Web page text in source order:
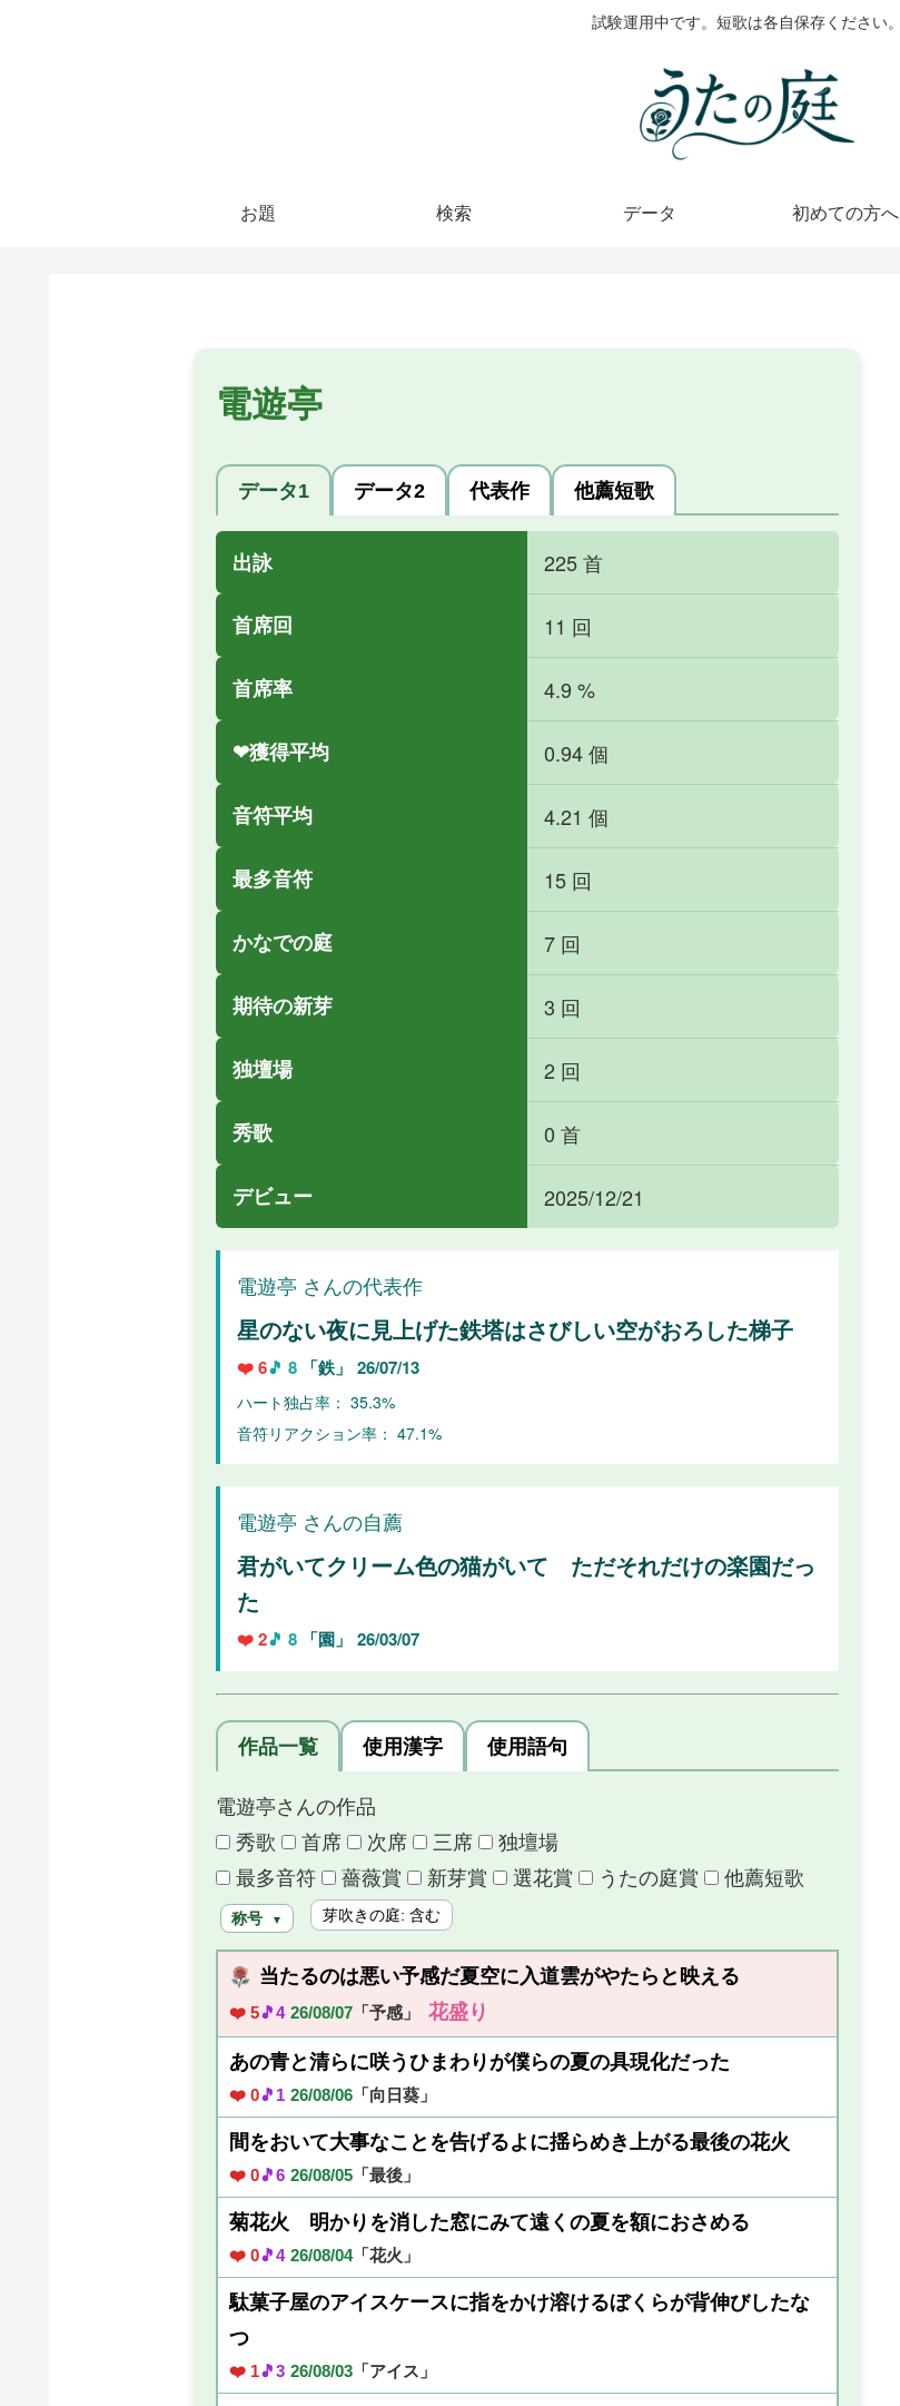
試験運用中です。短歌は各自保存ください。
お題 検索 データ 初めての方へ
電遊亭
データ1 データ2 代表作 他薦短歌
出詠 225 首
首席回 11 回
首席率 4.9 %
❤獲得平均 0.94 個
音符平均 4.21 個
最多音符 15 回
かなでの庭 7 回
期待の新芽 3 回
独壇場 2 回
秀歌 0 首
デビュー 2025/12/21
電遊亭 さんの代表作
星のない夜に見上げた鉄塔はさびしい空がおろした梯子
❤️ 6🎵 8 「鉄」 26/07/13
ハート独占率： 35.3%
音符リアクション率： 47.1%
電遊亭 さんの自薦
君がいてクリーム色の猫がいて ただそれだけの楽園だっ
た
❤️ 2🎵 8 「園」 26/03/07
作品一覧 使用漢字 使用語句
電遊亭さんの作品
秀歌
首席 次席 三席
独壇場
最多音符
薔薇賞 新芽賞 選花賞 うたの庭賞 他薦短歌
称号 ▼ 芽吹きの庭: 含む
当たるのは悪い予感だ夏空に入道雲がやたらと映える
❤️ 5🎵4 26/08/07 「予感」 花盛り
あの青と清らに咲うひまわりが僕らの夏の具現化だった
❤️ 0🎵1 26/08/06 「向日葵」
間をおいて大事なことを告げるよに揺らめき上がる最後の花火
❤️ 0🎵6 26/08/05 「最後」
菊花火 明かりを消した窓にみて遠くの夏を額におさめる
❤️ 0🎵4 26/08/04「花火」
駄菓子屋のアイスケースに指をかけ溶けるぼくらが背伸びしたな
つ
❤️ 1🎵3 26/08/03 「アイス」